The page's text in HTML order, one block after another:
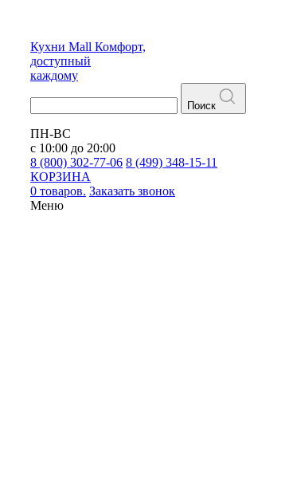
Кухни Mall Комфорт,
доступный
каждому
Поиск
ПН-ВС
с 10:00 до 20:00
8 (800) 302-77-06 8 (499) 348-15-11
КОРЗИНА
0 товаров. Заказать звонок
Меню